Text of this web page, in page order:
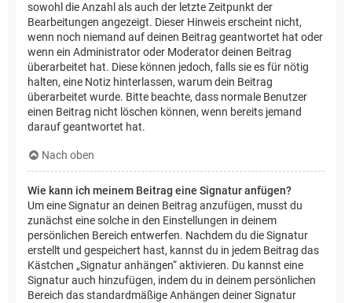
sowohl die Anzahl als auch der letzte Zeitpunkt der
Bearbeitungen angezeigt. Dieser Hinweis erscheint nicht,
wenn noch niemand auf deinen Beitrag geantwortet hat oder
wenn ein Administrator oder Moderator deinen Beitrag
überarbeitet hat. Diese können jedoch, falls sie es für nötig
halten, eine Notiz hinterlassen, warum dein Beitrag
überarbeitet wurde. Bitte beachte, dass normale Benutzer
einen Beitrag nicht löschen können, wenn bereits jemand
darauf geantwortet hat.
Nach oben
Wie kann ich meinem Beitrag eine Signatur anfügen?
Um eine Signatur an deinen Beitrag anzufügen, musst du
zunächst eine solche in den Einstellungen in deinem
persönlichen Bereich entwerfen. Nachdem du die Signatur
erstellt und gespeichert hast, kannst du in jedem Beitrag das
Kästchen „Signatur anhängen“ aktivieren. Du kannst eine
Signatur auch hinzufügen, indem du in deinem persönlichen
Bereich das standardmäßige Anhängen deiner Signatur